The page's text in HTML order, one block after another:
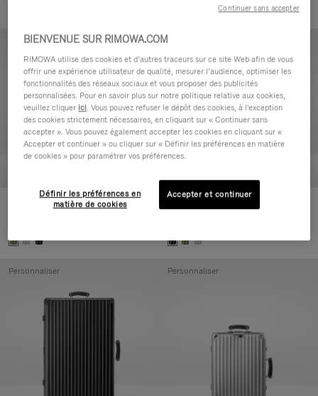
Classic Check-In L
Personnaliser
Classic Trunk
Personnaliser Personnaliser
BIENVENUE SUR RIMOWA.COM
RIMOWA utilise des cookies et d’autres traceurs sur ce site Web afin de vous
offrir une expérience utilisateur de qualité, mesurer l’audience, optimiser les
fonctionnalités des réseaux sociaux et vous proposer des publicités
personnalisées. Pour en savoir plus sur notre politique relative aux cookies,
veuillez cliquer ici. Vous pouvez refuser le dépôt des cookies, à l'exception
des cookies strictement nécessaires, en cliquant sur « Continuer sans
accepter ». Vous pouvez également accepter les cookies en cliquant sur «
Accepter et continuer » ou cliquer sur « Définir les préférences en matière
de cookies » pour paramétrer vos préférences.
Définir les préférences en
matière de cookies
Accepter et continuer
Continuer sans accepter